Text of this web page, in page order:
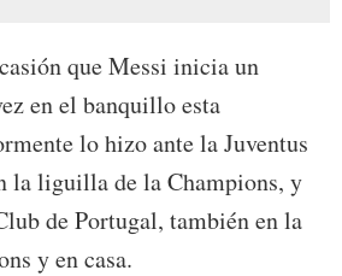
que Messi inicia un
en el banquillo esta
lo hizo ante la Juventus
la liguilla de la Champions, y
de Portugal, también en la
y en casa.